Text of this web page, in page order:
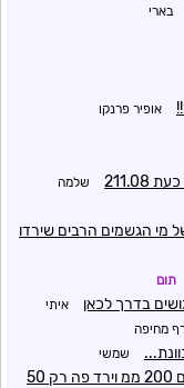
בארי
אופיר פרנקו
שלמה
מי הגשמים הרבים שירדו
תום
בדרך לכאן איתי
מחיפה
שמשי